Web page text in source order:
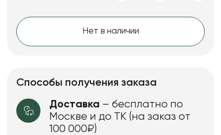
Нет в наличии
Способы получения заказа
Доставка – бесплатно по
Москве и до ТК (на заказ от
100 000₽)